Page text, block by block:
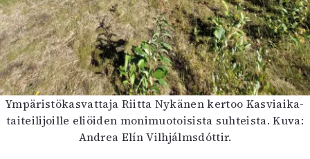
Ympäristökasvattaja Riitta Nykänen kertoo Kasviaika-
taiteilijoille eliöiden monimuotoisista suhteista. Kuva:
Andrea Elín Vilhjálmsdóttir.